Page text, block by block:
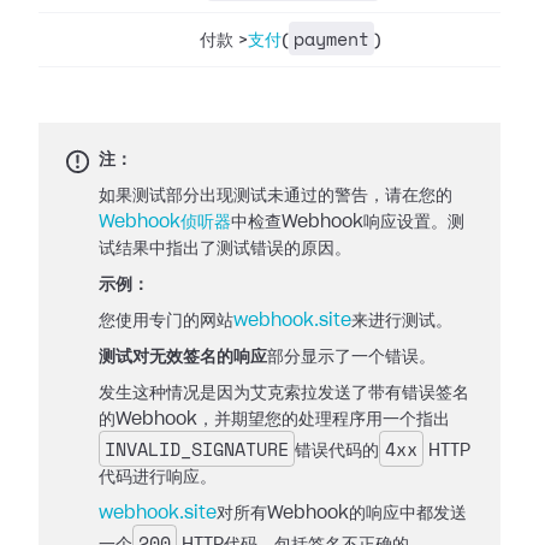
付款 >支付( payment )
注：
如果测试部分出现测试未通过的警告，请在您的
Webhook侦听器中检查Webhook响应设置。测
试结果中指出了测试错误的原因。
示例：
您使用专门的网站webhook.site来进行测试。
测试对无效签名的响应部分显示了一个错误。
发生这种情况是因为艾克索拉发送了带有错误签名
的Webhook，并期望您的处理程序用一个指出
INVALID_SIGNATURE 错误代码的 4xx
HTTP
代码进行响应。
webhook.site对所有Webhook的响应中都发送